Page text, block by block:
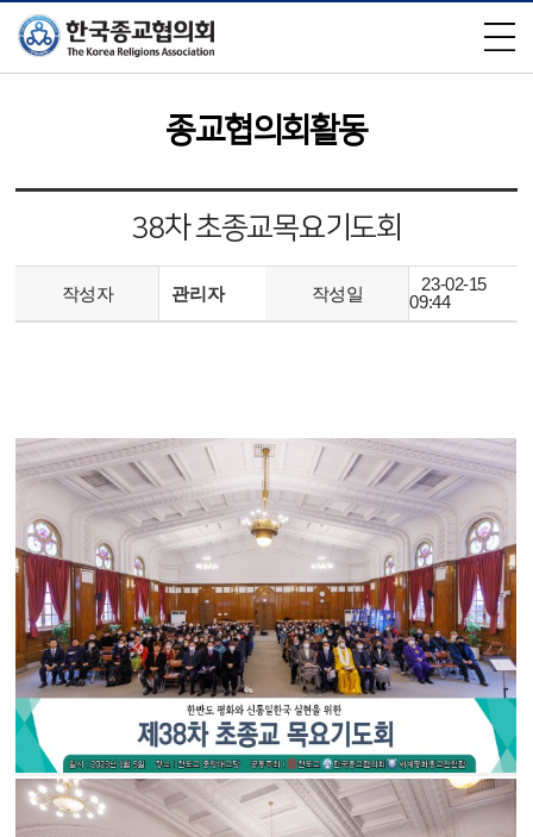
×
종교협의회활동
38차 초종교목요기도회
작성자 관리자 작성일
23-02-15
09:44